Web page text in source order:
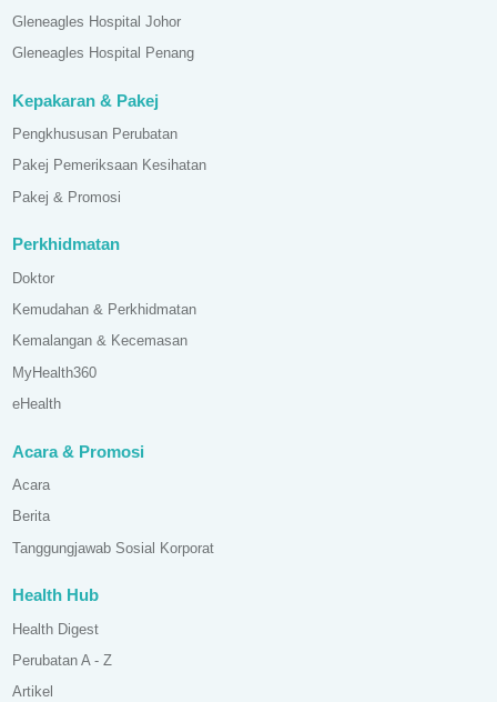
Gleneagles Hospital Johor
Gleneagles Hospital Penang
Kepakaran & Pakej
Pengkhususan Perubatan
Pakej Pemeriksaan Kesihatan
Pakej & Promosi
Perkhidmatan
Doktor
Kemudahan & Perkhidmatan
Kemalangan & Kecemasan
MyHealth360
eHealth
Acara & Promosi
Acara
Berita
Tanggungjawab Sosial Korporat
Health Hub
Health Digest
Perubatan A - Z
Artikel